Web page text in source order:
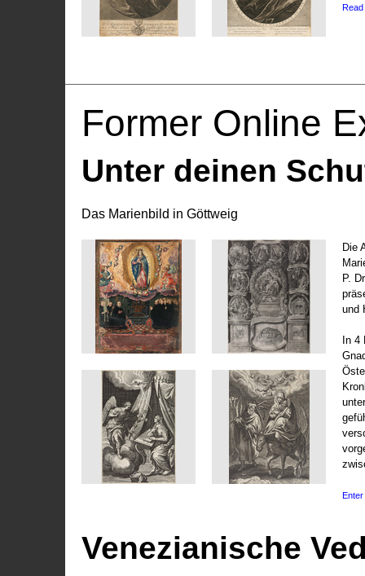
Former Online
Unter deinen
Das Marienbild in Göttweig
Die
P.
und
In 4
Enter
Venezianische